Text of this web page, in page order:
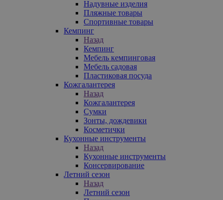
Надувные изделия
Пляжные товары
Спортивные товары
Кемпинг
Назад
Кемпинг
Мебель кемпинговая
Мебель садовая
Пластиковая посуда
Кожгалантерея
Назад
Кожгалантерея
Сумки
Зонты, дождевики
Косметички
Кухонные инструменты
Назад
Кухонные инструменты
Консервирование
Летний сезон
Назад
Летний сезон